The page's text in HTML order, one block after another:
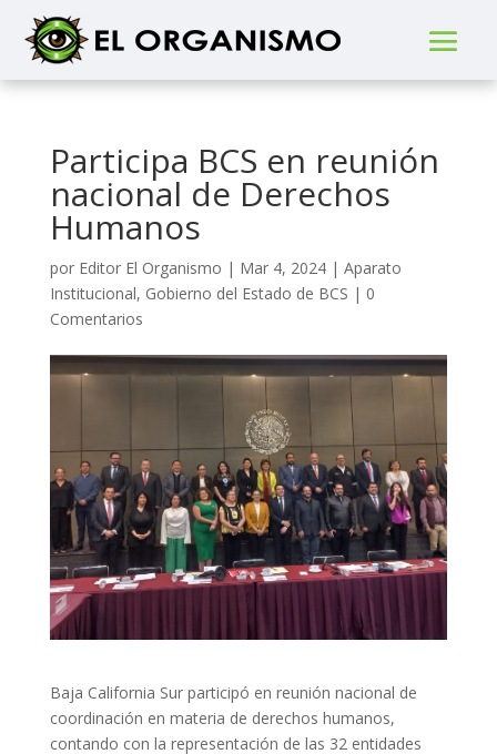
Participa BCS en reunión
nacional de Derechos
Humanos
por Editor El Organismo | Mar 4, 2024| Aparato
Institucional, Gobierno del Estado de BCS | 0
Comentarios
Baja California Sur participó en reunión nacional de
coordinación en materia de derechos humanos,
contando con la representación de las 32 entidades